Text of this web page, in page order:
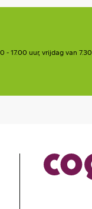
- 17.00 uur, vrijdag van 7.30